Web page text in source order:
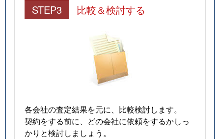
STEP3 比較＆検討する
各会社の査定結果を元に、比較検討します。
契約をする前に、どの会社に依頼をするかしっ
かりと検討しましょう。